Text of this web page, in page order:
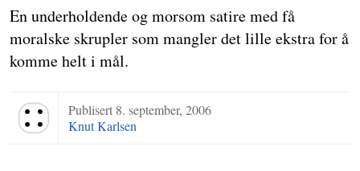
En underholdende og morsom satire med få
moralske skrupler som mangler det lille ekstra for å
komme helt i mål.
Terningkast 4Publisert 8. september, 2006
Knut Karlsen